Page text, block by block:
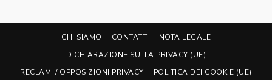
CHI SIAMO CONTATTI
NOTA LEGALE
DICHIARAZIONE SULLA PRIVACY (UE)
RECLAMI / OPPOSIZIONI PRIVACY
POLITICA DEI COOKIE (UE)